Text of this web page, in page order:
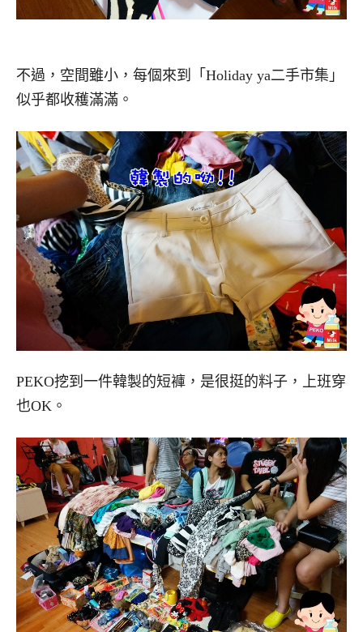
不過，空間雖小，每個來到「Holiday ya二手市集」
似乎都收穫滿滿。
PEKO挖到一件韓製的短褲，是很挺的料子，上班穿
也OK。